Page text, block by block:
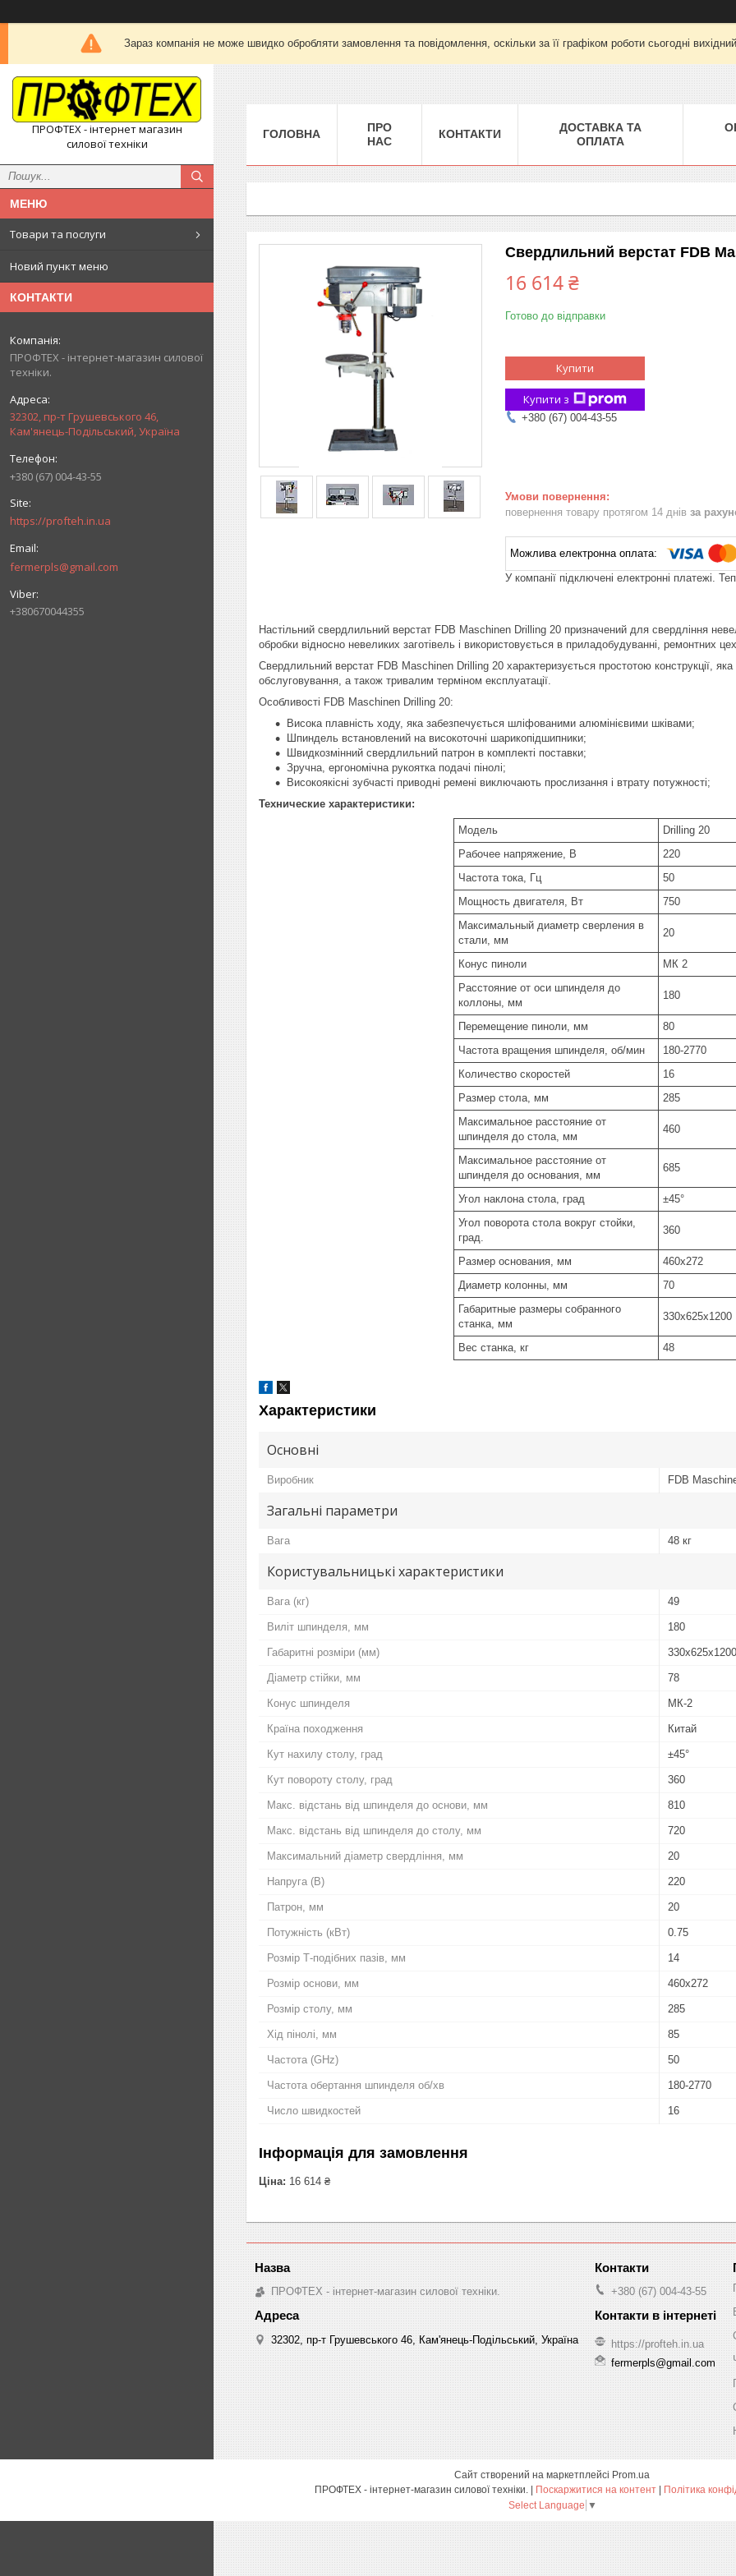
Зараз компанія не може швидко обробляти замовлення та повідомлення, оскільки за її графіком роботи сьогодні
ПРОФТЕХ - інтернет магазин
силової техніки
Товари та послуги
Новий пункт меню
КОНТАКТИ
ПРОФТЕХ - інтернет-магазин силової
техніки.
32302, пр-т Грушевського 46,
Кам'янець-Подільський, Україна
+380 (67) 004-43-55
https://profteh.in.ua
fermerpls@gmail.com
+380670044355
ГОЛОВНА
ПРО
НАС
КОНТАКТИ
ДОСТАВКА ТА
ОПЛАТА
Свердлильний верстат FDB
16 614 ₴
Готово до відправки
Купити
Купити з
+380 (67) 004-43-55
повернення товару протягом 14 днів за
У компанії підключені електронні платежі.
Настільний свердлильний верстат FDB Maschinen Drilling 20 призначений для свердління
обробки відносно невеликих заготівель і використовується в приладобудуванні, ремонтних
Свердлильний верстат FDB Maschinen Drilling 20 характеризується простотою конструкції,
обслуговування, а також тривалим терміном експлуатації.
Особливості FDB Maschinen Drilling 20:
Висока плавність ходу, яка забезпечується шліфованими алюмінієвими шківами;
Шпиндель встановлений на високоточні шарикопідшипники;
Швидкозмінний свердлильний патрон в комплекті поставки;
Зручна, ергономічна рукоятка подачі пінолі;
Високоякісні зубчасті приводні ремені виключають прослизання і втрату потужності;
Технические характеристики:
Модель
Drilling 20
Рабочее напряжение, В
220
Частота тока, Гц
50
Мощность двигателя, Вт
750
Максимальный диаметр сверления в
стали, мм
20
Конус пиноли
МК 2
Расстояние от оси шпинделя до
коллоны, мм
180
Перемещение пиноли, мм
80
Частота вращения шпинделя, об/мин
180-2770
Количество скоростей
16
Размер стола, мм
285
Максимальное расстояние от
шпинделя до стола, мм
460
Максимальное расстояние от
шпинделя до основания, мм
685
Угол наклона стола, град
±45°
Угол поворота стола вокруг стойки,
град.
360
Размер основания, мм
460х272
Диаметр колонны, мм
70
Габаритные размеры собранного
станка, мм
330х625х1200
Вес станка, кг 48
Характеристики
Основні
Виробник FDB
Загальні параметри
Вага 48 кг
Користувальницькі характеристики
Вага (кг) 49
Виліт шпинделя, мм 180
Габаритні розміри (мм) 330х625х1200
Діаметр стійки, мм 78
Конус шпинделя МК-2
Країна походження Китай
Кут нахилу столу, град ±45°
Кут повороту столу, град 360
Макс. відстань від шпинделя до основи, мм 810
Макс. відстань від шпинделя до столу, мм 720
Максимальний діаметр свердління, мм 20
Напруга (В) 220
Патрон, мм 20
Потужність (кВт) 0.75
Розмір Т-подібних пазів, мм 14
Розмір основи, мм 460х272
Розмір столу, мм 285
Хід пінолі, мм 85
Частота (GHz) 50
Частота обертання шпинделя об/хв 180-2770
Число швидкостей 16
Інформація для замовлення
Ціна: 16 614 ₴
ПРОФТЕХ - інтернет-магазин силової техніки.
32302, пр-т Грушевського 46, Кам'янець-Подільський, Україна
+380 (67) 004-43-55
https://profteh.in.ua
fermerpls@gmail.com
Сайт створений на маркетплейсі Prom.ua
Поскаржитися на контент
Політика
Select Language ▼